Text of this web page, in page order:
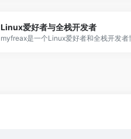
Linux爱好者与全栈开发者